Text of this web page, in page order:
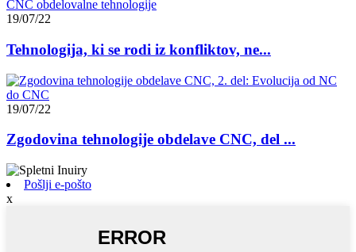
19/07/22
Tehnologija, ki se rodi iz konfliktov, ne...
19/07/22
Zgodovina tehnologije obdelave CNC, del ...
Pošlji e-pošto
x